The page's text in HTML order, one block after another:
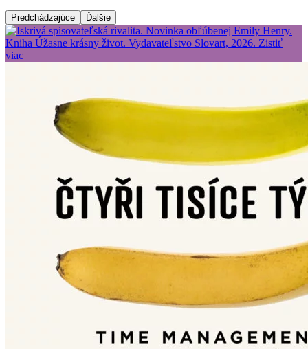
Predchádzajúce Ďalšie